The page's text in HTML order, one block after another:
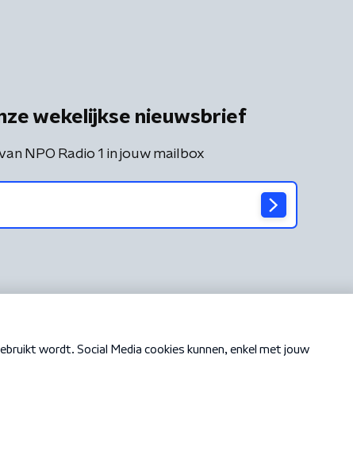
wekelijkse nieuwsbrief
NPO Radio 1 in jouw mailbox